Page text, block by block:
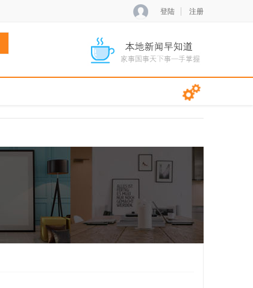
登陆 注册